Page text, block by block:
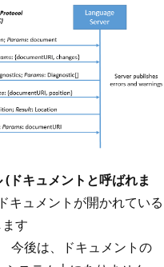
ドキュメントと呼ばれま
キュメントが開かれている
す
後は、ドキュメントの